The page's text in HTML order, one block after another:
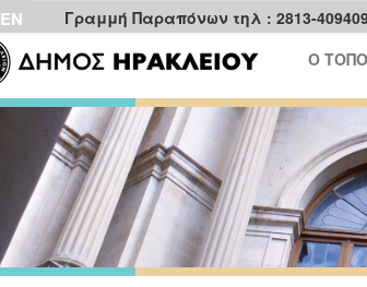
EN Γραμμή Παραπόνων τηλ : 2813-
Ο